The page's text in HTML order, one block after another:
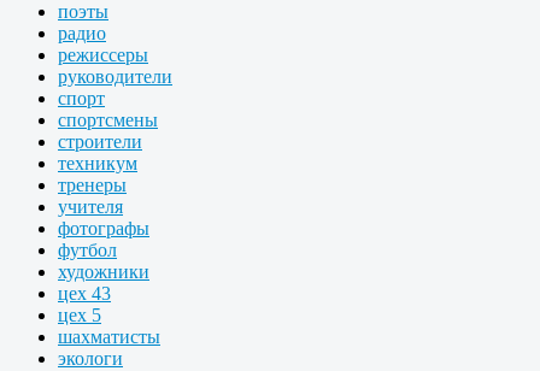
поэты
радио
режиссеры
руководители
спорт
спортсмены
строители
техникум
тренеры
учителя
фотографы
футбол
художники
цех 43
цех 5
шахматисты
экологи